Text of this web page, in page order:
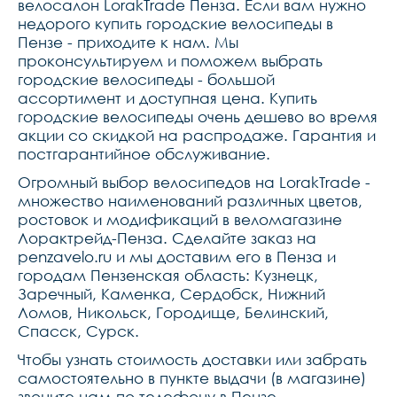
пластик fp
велосалон LorakTrade Пенза. Если вам нужно
недорого купить городские велосипеды в
Пензе - приходите к нам. Мы
проконсультируем и поможем выбрать
городские велосипеды - большой
ассортимент и доступная цена. Купить
городские велосипеды очень дешево во время
акции со скидкой на распродаже. Гарантия и
постгарантийное обслуживание.
Огромный выбор велосипедов на LorakTrade -
множество наименований различных цветов,
ростовок и модификаций в веломагазине
Лорактрейд-Пенза. Сделайте заказ на
penzavelo.ru и мы доставим его в Пенза и
городам Пензенская область: Кузнецк,
Заречный, Каменка, Сердобск, Нижний
Ломов, Никольск, Городище, Белинский,
Спасск, Сурск.
Чтобы узнать стоимость доставки или забрать
самостоятельно в пункте выдачи (в магазине)